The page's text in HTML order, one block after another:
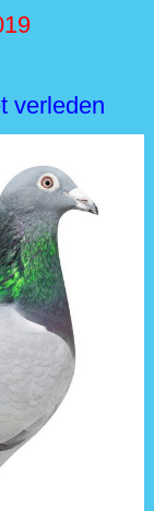
verleden